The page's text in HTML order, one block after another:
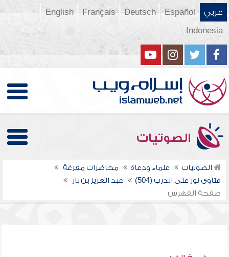
عربي Español
Deutsch
Français
English
Indonesia
الصوتيات
الصوتيات علماء ودعاة
محاضرات مفرغة
فتاوى نور على الدرب (504)
عبد العزيز بن باز
صفحة الفهرس